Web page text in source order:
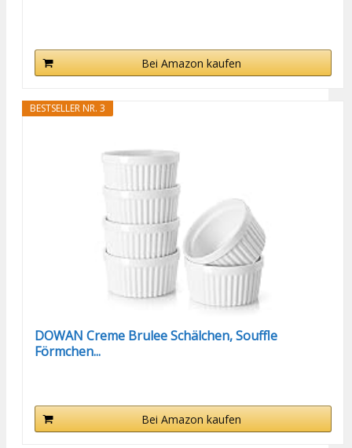
Bei Amazon kaufen
BESTSELLER NR. 3
DOWAN Creme Brulee Schälchen, Souffle
Förmchen...
Bei Amazon kaufen